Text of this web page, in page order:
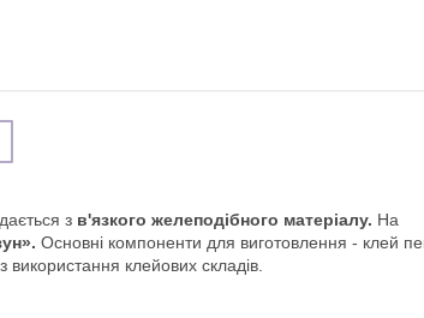
з в'язкого желеподібного матеріалу. На
Основні компоненти для виготовлення - клей
клейових складів.